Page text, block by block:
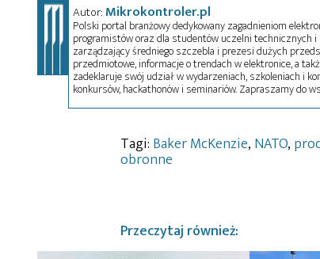
Autor:Mikrokontroler.pl
Polski portal branżowy dedykowany zagadnieniom
programistów oraz dla studentów uczelni technicznych i
zarządzający średniego szczebla i prezesi dużych
przedmiotowe, informacje o trendach w elektronice, a
zadeklaruje swój udział w wydarzeniach, szkoleniach i
konkursów, hackathonów i seminariów. Zapraszamy do
Tagi: Baker McKenzie, NATO,
obronne
Przeczytaj również: